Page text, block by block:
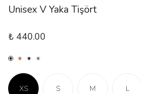
Unisex V Yaka Tişört
₺ 440.00
XS S M L